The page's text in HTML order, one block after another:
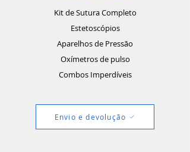
Kit de Sutura Completo
Estetoscópios
Aparelhos de Pressão
Oxímetros de pulso
Combos Imperdíveis
Envio e devolução